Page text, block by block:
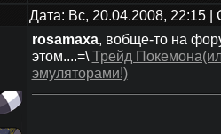
Дата: Вс, 20.04.2008, 22:15
rosamaxa, вобще-то на
этом....=\ Трейд
эмуляторами!)